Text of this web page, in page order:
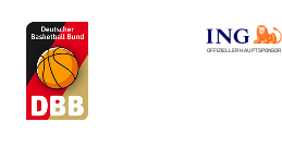
OFFIZIELLER HAUPTSPONSOR